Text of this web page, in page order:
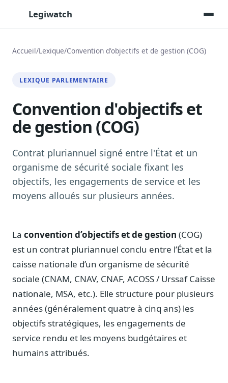
Legiwatch
Posez vos questions, réponses sourcées
Transcriptions IA
Toutes les séances AN/Sénat transcrites
Synthèses IA
Veille des matinales radio
9 interviews politiques, analysées avant 10 h
Alertes personnalisées
Par dossier, personne, mot-clé
Notes, briefings, tableaux de bord
Fiches parlementaires
Parcours, mandats, prises de position
Registre HATVP
Cartographier l'influence sur un dossier
Affaires publiques
Cabinets, DRI, consultants en lobbying
Accueil/Lexique/Convention d'objectifs et de gestion (COG)
LEXIQUE PARLEMENTAIRE
Convention d'objectifs et
de gestion (COG)
Contrat pluriannuel signé entre l'État et un
organisme de sécurité sociale fixant les
objectifs, les engagements de service et les
moyens alloués sur plusieurs années.
La convention d’objectifs et de gestion (COG)
est un contrat pluriannuel conclu entre l’État et la
caisse nationale d’un organisme de sécurité
sociale (CNAM, CNAV, CNAF, ACOSS / Urssaf Caisse
nationale, MSA, etc.). Elle structure pour plusieurs
années (généralement quatre à cinq ans) les
objectifs stratégiques, les engagements de
service rendu et les moyens budgétaires et
humains attribués.